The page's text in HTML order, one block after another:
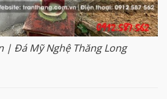
| Đá Mỹ Nghệ Thăng Long